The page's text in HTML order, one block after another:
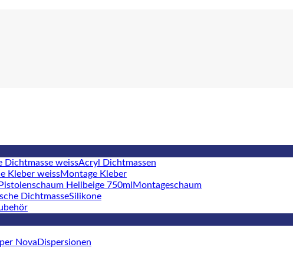
Acryl Dichtmassen
Montage Kleber
Montageschaum
Silikone
Dispersionen